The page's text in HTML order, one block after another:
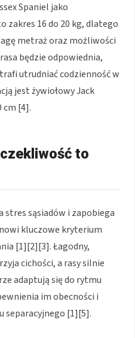
Spaniel jako
zakres 16 do 20 kg, dlatego
metraż oraz możliwości
będzie odpowiednia,
utrudniać codzienność w
jest żywiołowy Jack
cm [4].
to
stres sąsiadów i zapobiega
kluczowe kryterium
[1][2][3]. Łagodny,
cichości, a rasy silnie
adaptują się do rytmu
im obecności i
separacyjnego [1][5].